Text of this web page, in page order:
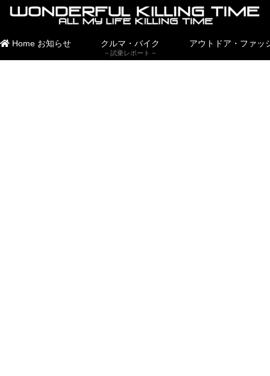
Home お知らせ クルマ・バイク
試乗レポート
アウトドア・ファッ